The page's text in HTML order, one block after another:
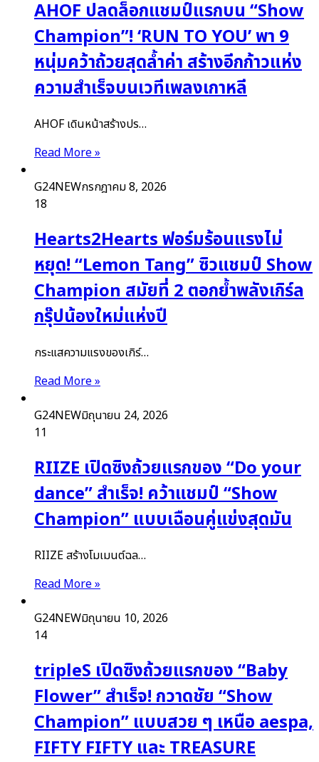
AHOF ปลดล็อกแชมป์แรกบน “Show
Champion”! ‘RUN TO YOU’ พา 9
หนุ่มคว้าถ้วยสุดล้ำค่า สร้างอีกก้าวแห่ง
ความสำเร็จบนเวทีเพลงเกาหลี
AHOF เดินหน้าสร้างปร…
Read More »
G24NEWกรกฎาคม 8, 2026
18
Hearts2Hearts ฟอร์มร้อนแรงไม่
หยุด! “Lemon Tang” ซิวแชมป์ Show
Champion สมัยที่ 2 ตอกย้ำพลังเกิร์ล
กรุ๊ปน้องใหม่แห่งปี
กระแสความแรงของเกิร์…
Read More »
G24NEWมิถุนายน 24, 2026
11
RIIZE เปิดซิงถ้วยแรกของ “Do your
dance” สำเร็จ! คว้าแชมป์ “Show
Champion” แบบเฉือนคู่แข่งสุดมัน
RIIZE สร้างโมเมนต์ฉล…
Read More »
G24NEWมิถุนายน 10, 2026
14
tripleS เปิดซิงถ้วยแรกของ “Baby
Flower” สำเร็จ! กวาดชัย “Show
Champion” แบบสวย ๆ เหนือ aespa,
FIFTY FIFTY และ TREASURE